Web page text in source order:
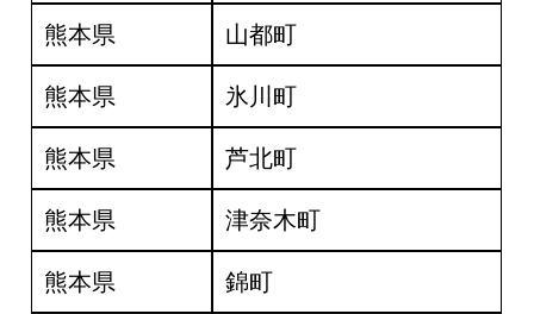
熊本県 山都町
熊本県 氷川町
熊本県 芦北町
熊本県 津奈木町
熊本県 錦町